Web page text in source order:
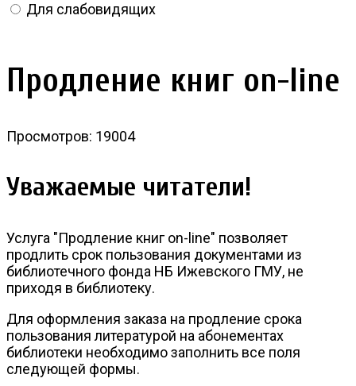
Для слабовидящих
Продление книг on-line
Просмотров: 19004
Уважаемые читатели!
Услуга "Продление книг on-line" позволяет
продлить срок пользования документами из
библиотечного фонда НБ Ижевского ГМУ, не
приходя в библиотеку.
Для оформления заказа на продление срока
пользования литературой на абонементах
библиотеки необходимо заполнить все поля
следующей формы.